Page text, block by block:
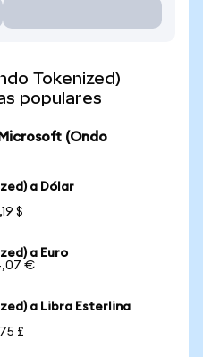
Tokenized)
populares
(Ondo
a Dólar
$
a Euro
€
a Libra Esterlina
£